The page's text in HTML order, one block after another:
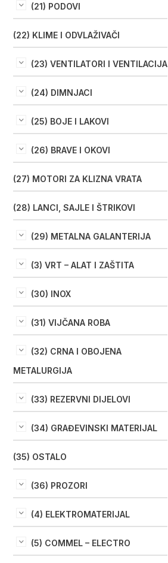
(21) PODOVI
(22) KLIME I ODVLAŽIVAČI
(23) VENTILATORI I VENTILACIJA
(24) DIMNJACI
(25) BOJE I LAKOVI
(26) BRAVE I OKOVI
(27) MOTORI ZA KLIZNA VRATA
(28) LANCI, SAJLE I ŠTRIKOVI
(29) METALNA GALANTERIJA
(3) VRT – ALAT I ZAŠTITA
(30) INOX
(31) VIJČANA ROBA
(32) CRNA I OBOJENA
METALURGIJA
(33) REZERVNI DIJELOVI
(34) GRAĐEVINSKI MATERIJAL
(35) OSTALO
(36) PROZORI
(4) ELEKTROMATERIJAL
(5) COMMEL – ELECTRO